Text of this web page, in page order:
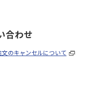
合わせ
文のキャンセルについて